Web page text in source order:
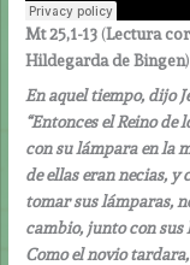
Mt 25,1-13(Lectura
Hildegarda de Bingen)
En aquel tiempo, dijo
“Entonces el Reino de
con su lámpara en la
de ellas eran necias, y
tomar sus lámparas,
cambio, junto con sus
Como el novio